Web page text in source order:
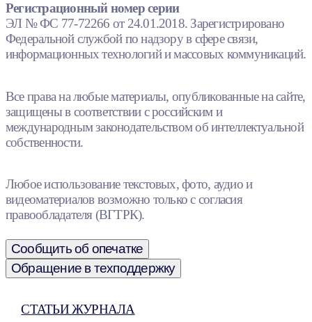
Регистрационный номер серии
ЭЛ № ФС 77-72266 от 24.01.2018. Зарегистрировано
Федеральной службой по надзору в сфере связи,
информационных технологий и массовых коммуникаций.
Все права на любые материалы, опубликованные на сайте,
защищены в соответствии с российским и
международным законодательством об интеллектуальной
собственности.
Любое использование текстовых, фото, аудио и
видеоматериалов возможно только с согласия
правообладателя (ВГТРК).
Сообщить об опечатке
Обращение в техподдержку
СТАТЬИ ЖУРНАЛА